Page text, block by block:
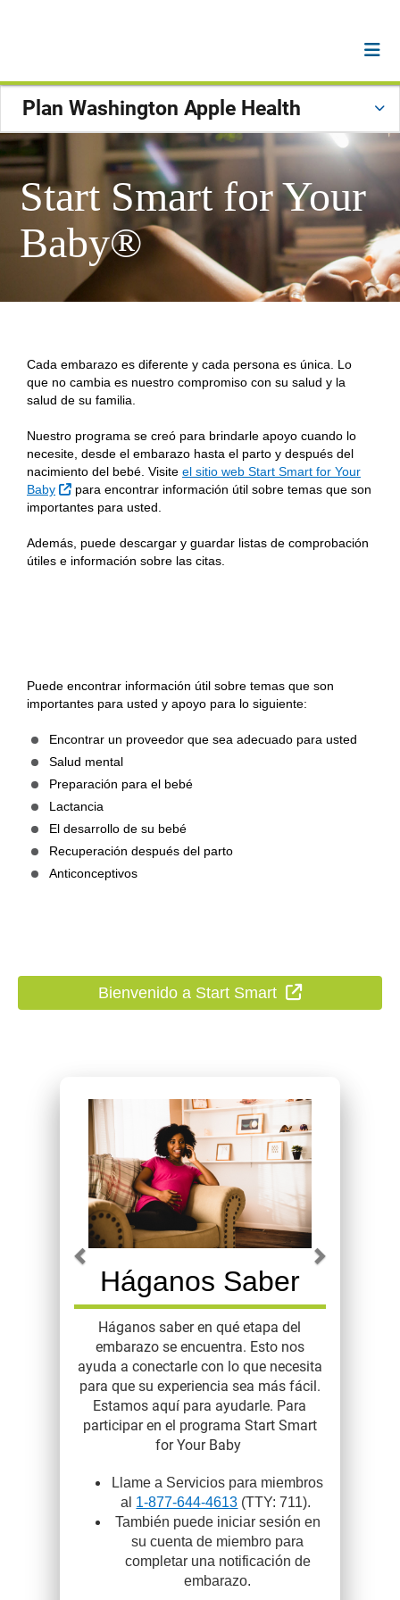
Plan Washington Apple Health
Start Smart for Your
Baby®
Cada embarazo es diferente y cada persona es única. Lo
que no cambia es nuestro compromiso con su salud y la
salud de su familia.
Nuestro programa se creó para brindarle apoyo cuando lo
necesite, desde el embarazo hasta el parto y después del
nacimiento del bebé. Visite el sitio web Start Smart for Your
Baby
Sitio Externo
para encontrar información útil sobre temas que son
importantes para usted.
Además, puede descargar y guardar listas de comprobación
útiles e información sobre las citas.
Puede encontrar información útil sobre temas que son
importantes para usted y apoyo para lo siguiente:
Encontrar un proveedor que sea adecuado para usted
Salud mental
Preparación para el bebé
Lactancia
El desarrollo de su bebé
Recuperación después del parto
Anticonceptivos
Bienvenido a Start Smart Sitio Externo
Carousel content with 1 slides.
A carousel is a rotating set of images, rotation stops
Háganos Saber
Háganos saber en qué etapa del
embarazo se encuentra. Esto nos
ayuda a conectarle con lo que necesita
para que su experiencia sea más fácil.
Estamos aquí para ayudarle. Para
participar en el programa Start Smart
for Your Baby
Llame a Servicios para miembros
al 1-877-644-4613 (TTY: 711).
También puede iniciar sesión en
su cuenta de miembro para
completar una notificación de
embarazo.